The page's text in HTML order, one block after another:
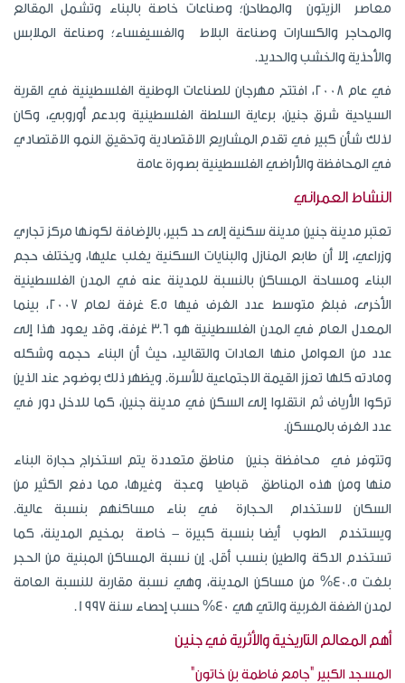
معاصر الزيتون والمطاحن؛ وصناعات خاصة بالبناء وتشمل المقالع
والمحاجر والكسارات وصناعة البلاط والفسيفساء؛ وصناعة الملابس
والأحذية والخشب والحديد.
في عام 2008، افتتح مهرجان للصناعات الوطنية الفلسطينية في القرية
السياحية شرق جنين، برعاية السلطة الفلسطينية وبدعم أوروبي، وكان
لذلك شأن كبير في تقدم المشاريع الاقتصادية وتحقيق النمو الاقتصادي
في المحافظة والأراضي الفلسطينية بصورة عامة
النشاط العمراني
تعتبر مدينة جنين مدينة سكنية إلى حد كبير، بالإضافة لكونها مركز تجاري
وزراعي، إلا أن طابع المنازل والبنايات السكنية يغلب عليها، ويختلف حجم
البناء ومساحة المساكن بالنسبة للمدينة عنه في المدن الفلسطينية
الأخرى، فبلغ متوسط عدد الغرف فيها 4.5 غرفة لعام 2007، بينما
المعدل العام في المدن الفلسطينية هو 3.6 غرفة، وقد يعود هذا إلى
عدد من العوامل منها العادات والتقاليد، حيث أن البناء حجمه وشكله
ومادته كلها تعزز القيمة الاجتماعية للأسرة. ويظهر ذلك بوضوح عند الذين
تركوا الأرياف ثم انتقلوا إلى السكن في مدينة جنين، كما للدخل دور في
عدد الغرف بالمسكن.
وتتوفر في محافظة جنين مناطق متعددة يتم استخراج حجارة البناء
منها ومن هذه المناطق قباطيا وعجة وغيرها، مما دفع الكثير من
السكان لاستخدام الحجارة في بناء مساكنهم بنسبة عالية.
ويستخدم الطوب أيضا بنسبة كبيرة - خاصة بمخيم المدينة، كما
تستخدم الدكة والطين بنسب أقل. إن نسبة المساكن المبنية من الحجر
بلغت 40.5% من مساكن المدينة، وهي نسبة مقاربة للنسبة العامة
لمدن الضفة الغربية والتي هي 40% حسب إحصاء سنة 1997.
أهم المعالم التاريخية والأثرية في جنين
المسجد الكبير "جامع فاطمة بن خاتون"